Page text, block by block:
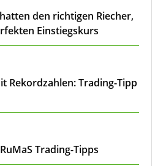
den richtigen Riecher,
Einstiegskurs
Rekordzahlen: Trading-Tipp
Trading-Tipps